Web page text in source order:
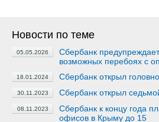
Новости по теме
05.05.2026
Сбербанк
возможных перебоях с
18.01.2024 Сбербанк открыл
30.11.2023 Сбербанк открыл
08.11.2023
Сбербанк к концу года
офисов в Крыму до 15